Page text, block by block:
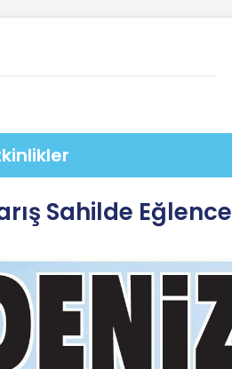
Sahilde Eğlence